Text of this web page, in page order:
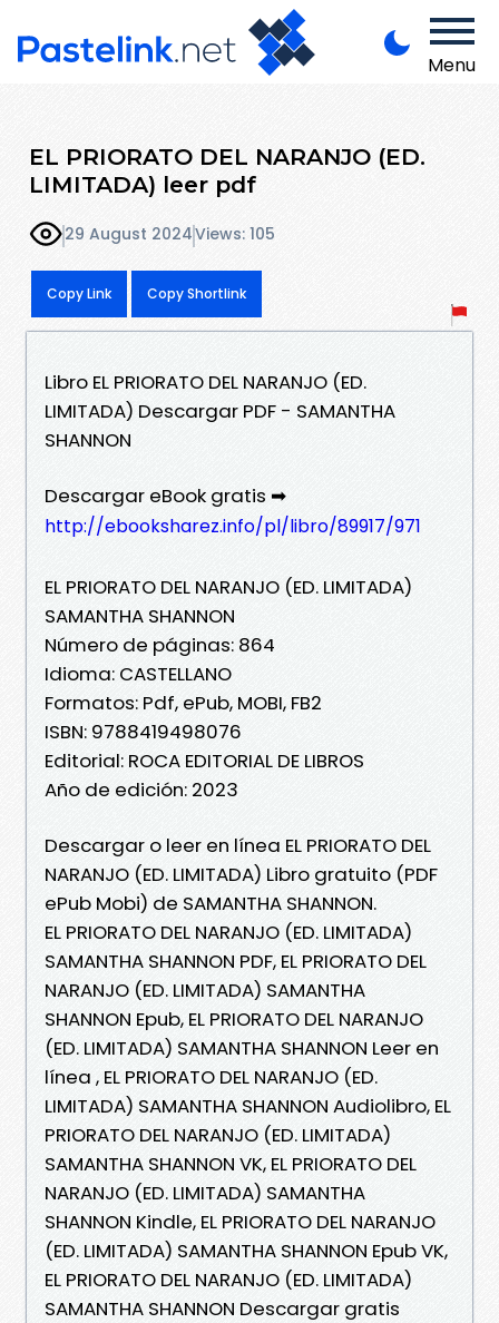
Menu
EL PRIORATO DEL NARANJO (ED.
LIMITADA) leer pdf
29 August 2024Views: 105
Copy Link Copy Shortlink
Libro EL PRIORATO DEL NARANJO (ED.
LIMITADA) Descargar PDF - SAMANTHA
SHANNON
Descargar eBook gratis ➡
http://ebooksharez.info/pl/libro/89917/971
EL PRIORATO DEL NARANJO (ED. LIMITADA)
SAMANTHA SHANNON
Número de páginas: 864
Idioma: CASTELLANO
Formatos: Pdf, ePub, MOBI, FB2
ISBN: 9788419498076
Editorial: ROCA EDITORIAL DE LIBROS
Año de edición: 2023
Descargar o leer en línea EL PRIORATO DEL
NARANJO (ED. LIMITADA) Libro gratuito (PDF
ePub Mobi) de SAMANTHA SHANNON.
EL PRIORATO DEL NARANJO (ED. LIMITADA)
SAMANTHA SHANNON PDF, EL PRIORATO DEL
NARANJO (ED. LIMITADA) SAMANTHA
SHANNON Epub, EL PRIORATO DEL NARANJO
(ED. LIMITADA) SAMANTHA SHANNON Leer en
línea , EL PRIORATO DEL NARANJO (ED.
LIMITADA) SAMANTHA SHANNON Audiolibro, EL
PRIORATO DEL NARANJO (ED. LIMITADA)
SAMANTHA SHANNON VK, EL PRIORATO DEL
NARANJO (ED. LIMITADA) SAMANTHA
SHANNON Kindle, EL PRIORATO DEL NARANJO
(ED. LIMITADA) SAMANTHA SHANNON Epub VK,
EL PRIORATO DEL NARANJO (ED. LIMITADA)
SAMANTHA SHANNON Descargar gratis